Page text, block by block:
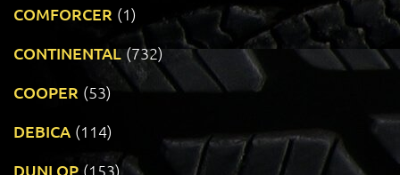
COMFORCER (1)
CONTINENTAL (732)
COOPER (53)
DEBICA (114)
DUNLOP (153)